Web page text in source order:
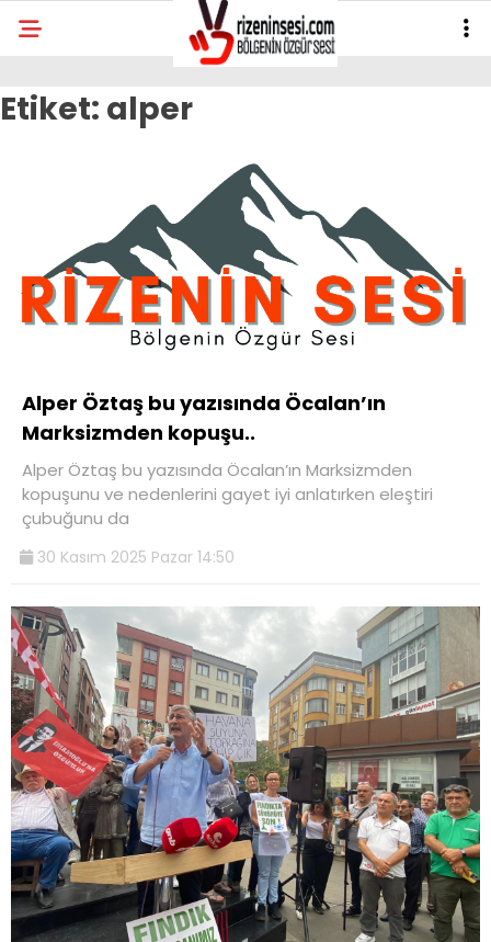
Etiket: alper
Alper Öztaş bu yazısında Öcalan’ın
Marksizmden kopuşu..
Alper Öztaş bu yazısında Öcalan’ın Marksizmden
kopuşunu ve nedenlerini gayet iyi anlatırken eleştiri
çubuğunu da
30 Kasım 2025 Pazar 14:50